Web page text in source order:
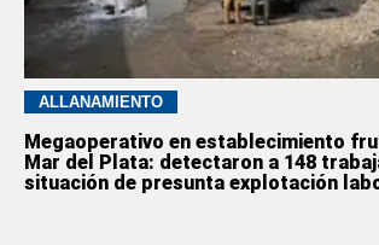
ALLANAMIENTO
Megaoperativo en establecimiento
Mar del Plata: detectaron a 148
situación de presunta explotación